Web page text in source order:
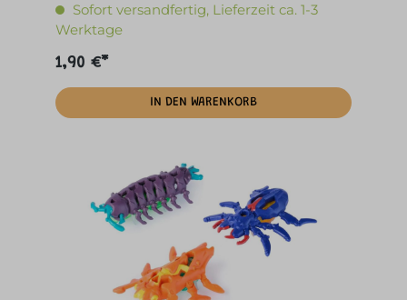
Sofort versandfertig, Lieferzeit ca. 1-3
Werktage
1,90 €*
IN DEN WARENKORB